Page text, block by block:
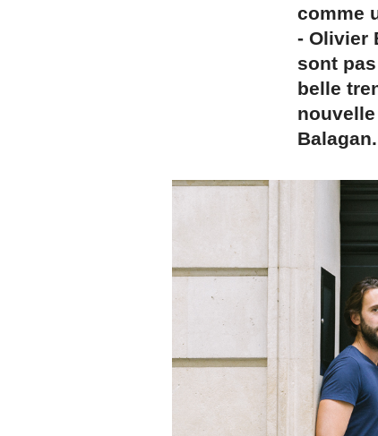
comme
- Olivier
sont
belle